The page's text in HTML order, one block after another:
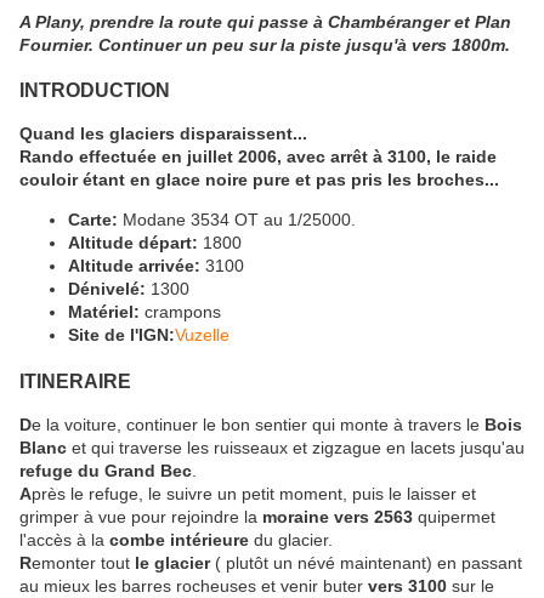
A Plany, prendre la route qui passe à Chambéranger et Plan
Fournier. Continuer un peu sur la piste jusqu'à vers 1800m.
INTRODUCTION
Quand les glaciers disparaissent...
Rando effectuée en juillet 2006, avec arrêt à 3100, le raide
couloir étant en glace noire pure et pas pris les broches...
Carte: Modane 3534 OT au 1/25000.
Altitude départ: 1800
Altitude arrivée: 3100
Dénivelé: 1300
Matériel: crampons
Site de l'IGN:Vuzelle
ITINERAIRE
De la voiture, continuer le bon sentier qui monte à travers le Bois
Blanc et qui traverse les ruisseaux et zigzague en lacets jusqu'au
refuge du Grand Bec
Après le refuge, le suivre un petit moment, puis le laisser et
grimper à vue pour rejoindre la moraine vers 2563 quipermet
l'accès à la combe intérieure du glacier.
Remonter tout le glacier ( plutôt un névé maintenant) en passant
au mieux les barres rocheuses et venir buter vers 3100 sur le